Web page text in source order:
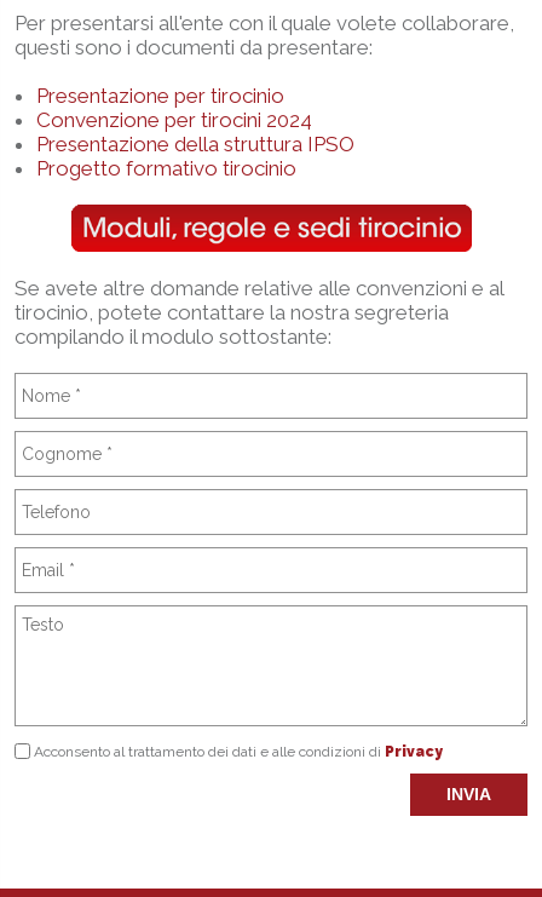
Per presentarsi all'ente con il quale volete collaborare,
questi sono i documenti da presentare:
Presentazione per tirocinio
Convenzione per tirocini 2024
Presentazione della struttura IPSO
Progetto formativo tirocinio
Se avete altre domande relative alle convenzioni e al
tirocinio, potete contattare la nostra segreteria
compilando il modulo sottostante:
Acconsento al trattamento dei dati e alle condizioni di Privacy
INVIA